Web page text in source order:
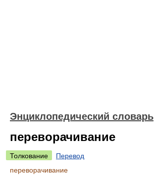
Энциклопедический словарь
переворачивание
Толкование
Перевод
переворачивание